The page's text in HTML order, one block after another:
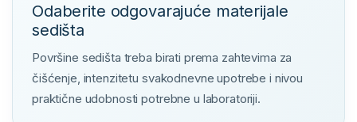
Odaberite odgovarajuće materijale
sedišta
Površine sedišta treba birati prema zahtevima za
čišćenje, intenzitetu svakodnevne upotrebe i nivou
praktične udobnosti potrebne u laboratoriji.